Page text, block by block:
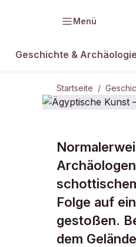
Menü
Geschichte & Archäologie
Startseite /
GESCHICHTE &
Folge auf
gestoßen.
dem